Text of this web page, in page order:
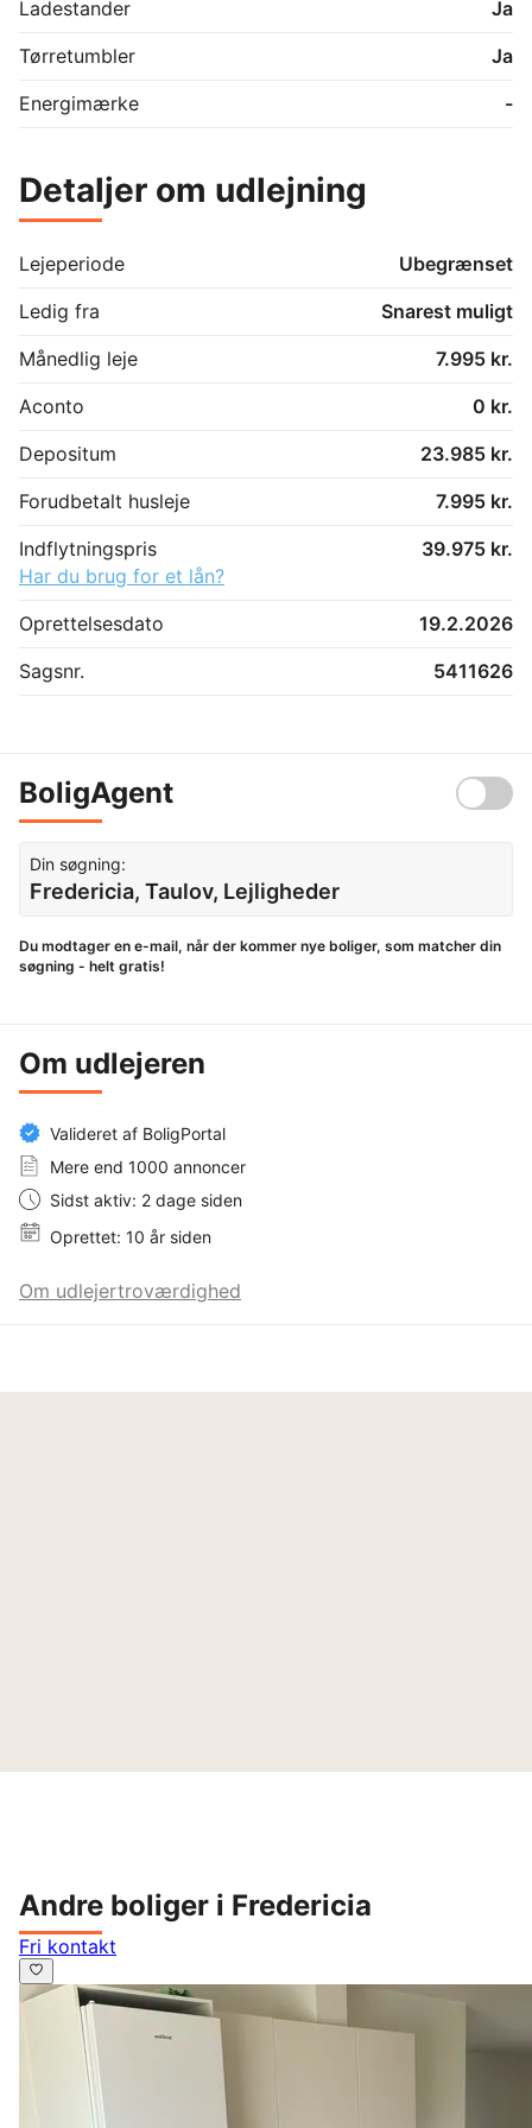
Ladestander
Ja
Tørretumbler
Ja
Energimærke
-
Detaljer om udlejning
Lejeperiode
Ubegrænset
Ledig fra
Snarest muligt
Månedlig leje
7.995 kr.
Aconto
0 kr.
Depositum
23.985 kr.
Forudbetalt husleje
7.995 kr.
Indflytningspris
39.975 kr.
Har du brug for et lån?
Oprettelsesdato
19.2.2026
Sagsnr.
5411626
BoligAgent
Din søgning:
Fredericia, Taulov, Lejligheder
Du modtager en e-mail, når der kommer nye boliger, som matcher din
søgning - helt gratis!
Om udlejeren
Valideret af BoligPortal
Mere end 1000 annoncer
Sidst aktiv: 2 dage siden
Oprettet: 10 år siden
Om udlejertroværdighed
Andre boliger i Fredericia
Fri kontakt